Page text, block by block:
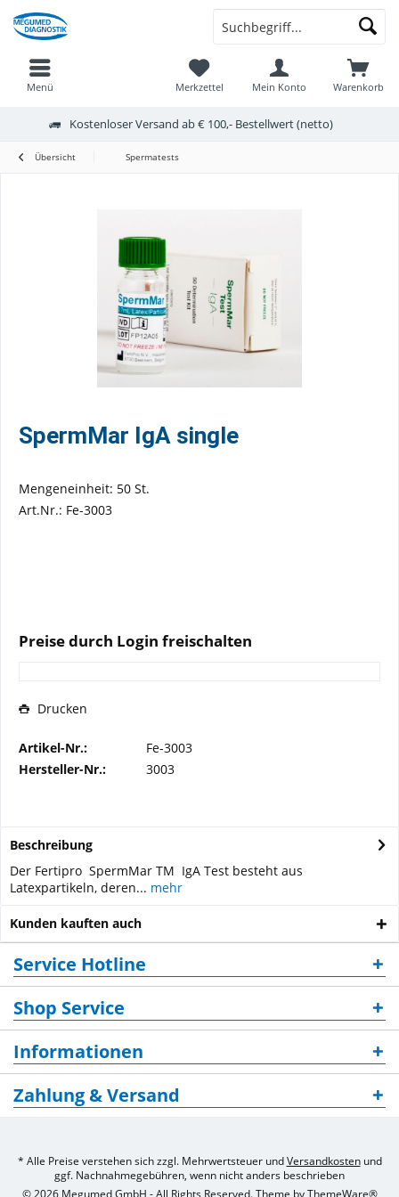
Kostenloser Versand ab € 100,- Bestellwert (netto)
Warenkorb
Merkzettel Mein Konto
Menü
Übersicht Spermatests
SpermMar IgA single
Mengeneinheit: 50 St.
Art.Nr.: Fe-3003
Preise durch Login freischalten
Drucken
Artikel-Nr.:
Fe-3003
Hersteller-Nr.:
3003
Beschreibung
Der Fertipro SpermMar TM IgA Test besteht aus
Latexpartikeln, deren... mehr
Kunden kauften auch
Service Hotline
Shop Service
Informationen
Zahlung & Versand
* Alle Preise verstehen sich zzgl. Mehrwertsteuer undVersandkostenund
ggf. Nachnahmegebühren, wenn nicht anders beschrieben